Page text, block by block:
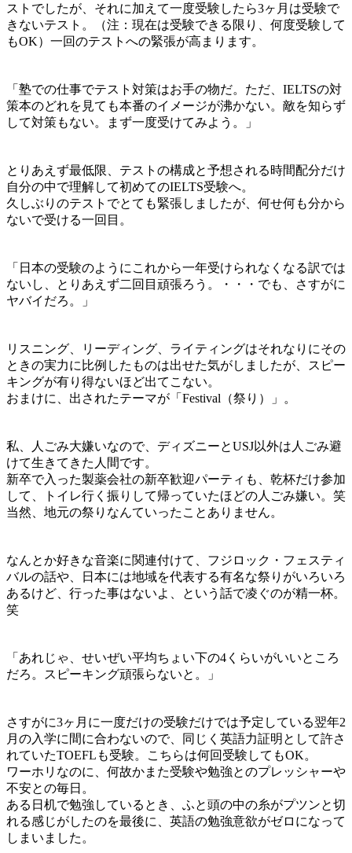
ストでしたが、それに加えて一度受験したら3ヶ月は受験で
きないテスト。（注：現在は受験できる限り、何度受験して
もOK）一回のテストへの緊張が高まります。
「塾での仕事でテスト対策はお手の物だ。ただ、IELTSの対
策本のどれを見ても本番のイメージが沸かない。敵を知らず
して対策もない。まず一度受けてみよう。」
とりあえず最低限、テストの構成と予想される時間配分だけ
自分の中で理解して初めてのIELTS受験へ。
久しぶりのテストでとても緊張しましたが、何せ何も分から
ないで受ける一回目。
「日本の受験のようにこれから一年受けられなくなる訳では
ないし、とりあえず二回目頑張ろう。・・・でも、さすがに
ヤバイだろ。」
リスニング、リーディング、ライティングはそれなりにその
ときの実力に比例したものは出せた気がしましたが、スピー
キングが有り得ないほど出てこない。
おまけに、出されたテーマが 「Festival（祭り）」 。
私、
人ごみ大嫌いなので、ディズニーとUSJ以外は人ごみ避
けて生きてきた人間です。
新卒で入った製薬会社の新卒歓迎パーティも、乾杯だけ参加
して、トイレ行く振りして帰っていたほどの人ごみ嫌い。笑
当然、地元の祭りなんていったことありません。
なんとか好きな音楽に関連付けて、フジロック・フェスティ
バルの話や、日本には地域を代表する有名な祭りがいろいろ
あるけど、行った事はないよ、という話で凌ぐのが精一杯。
笑
「あれじゃ、せいぜい平均ちょい下の4くらいがいいところ
だろ。スピーキング頑張らないと。」
さすがに3ヶ月に一度だけの受験だけでは予定している翌年2
月の入学に間に合わないので、同じく英語力証明として許さ
れていたTOEFL も受験。こちらは何回受験してもOK。
ワーホリなのに、何故かまた受験や勉強とのプレッシャーや
不安との毎日。
ある日机で勉強しているとき、ふと頭の中の糸がプツンと切
れる感じがしたのを最後に、英語の勉強意欲がゼロになって
しまいました。